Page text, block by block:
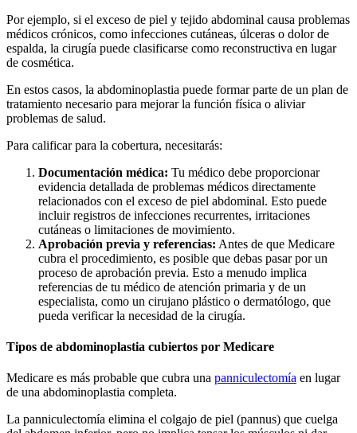
Por ejemplo, si el exceso de piel y tejido abdominal causa problemas
médicos crónicos, como infecciones cutáneas, úlceras o dolor de
espalda, la cirugía puede clasificarse como reconstructiva en lugar
de cosmética.
En estos casos, la abdominoplastia puede formar parte de un plan de
tratamiento necesario para mejorar la función física o aliviar
problemas de salud.
Para calificar para la cobertura, necesitarás:
Documentación médica: Tu médico debe proporcionar
evidencia detallada de problemas médicos directamente
relacionados con el exceso de piel abdominal. Esto puede
incluir registros de infecciones recurrentes, irritaciones
cutáneas o limitaciones de movimiento.
Aprobación previa y referencias: Antes de que Medicare
cubra el procedimiento, es posible que debas pasar por un
proceso de aprobación previa. Esto a menudo implica
referencias de tu médico de atención primaria y de un
especialista, como un cirujano plástico o dermatólogo, que
pueda verificar la necesidad de la cirugía.
Tipos de abdominoplastia cubiertos por Medicare
Medicare es más probable que cubra una panniculectomía en lugar
de una abdominoplastia completa.
La panniculectomía elimina el colgajo de piel (pannus) que cuelga